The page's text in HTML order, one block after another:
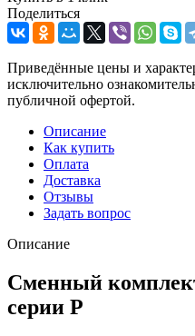
Поделиться
Приведённые цены и
исключительно
публичной офертой.
Описание
Как купить
Оплата
Доставка
Отзывы
Задать вопрос
Описание
Сменный
серии Р